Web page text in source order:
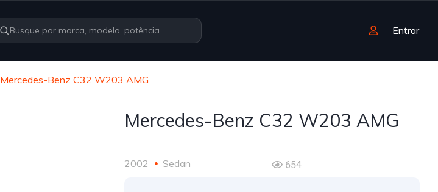
Entrar
Mercedes-Benz C32 W203 AMG
Mercedes-Benz C32 W203 AMG
2002 Sedan 654